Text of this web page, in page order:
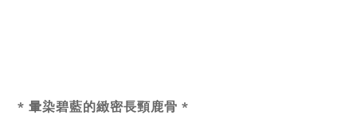
* 暈染碧藍的緻密長頸鹿骨 *